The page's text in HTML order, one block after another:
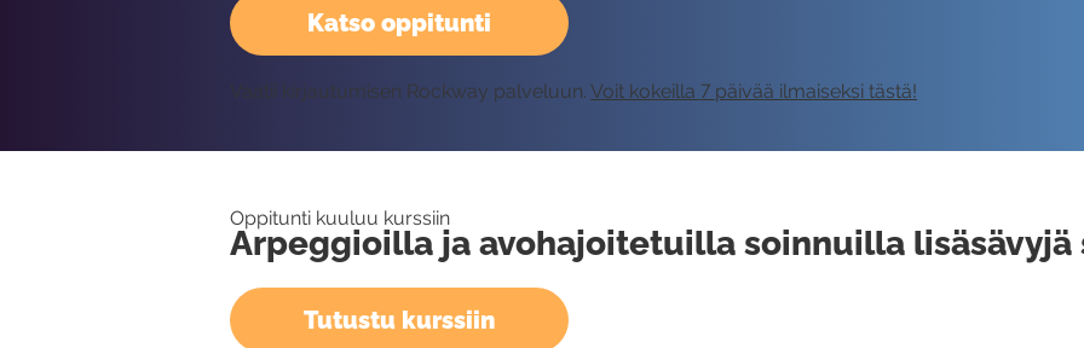
Katso oppitunti
Vaatii kirjautumisen Rockway palveluun. Voit kokeilla 7 päivää ilmaiseksi tästä!
Oppitunti kuuluu kurssiin
Arpeggioilla ja avohajoitetuilla soinnuilla lisäsävyjä
Tutustu kurssiin